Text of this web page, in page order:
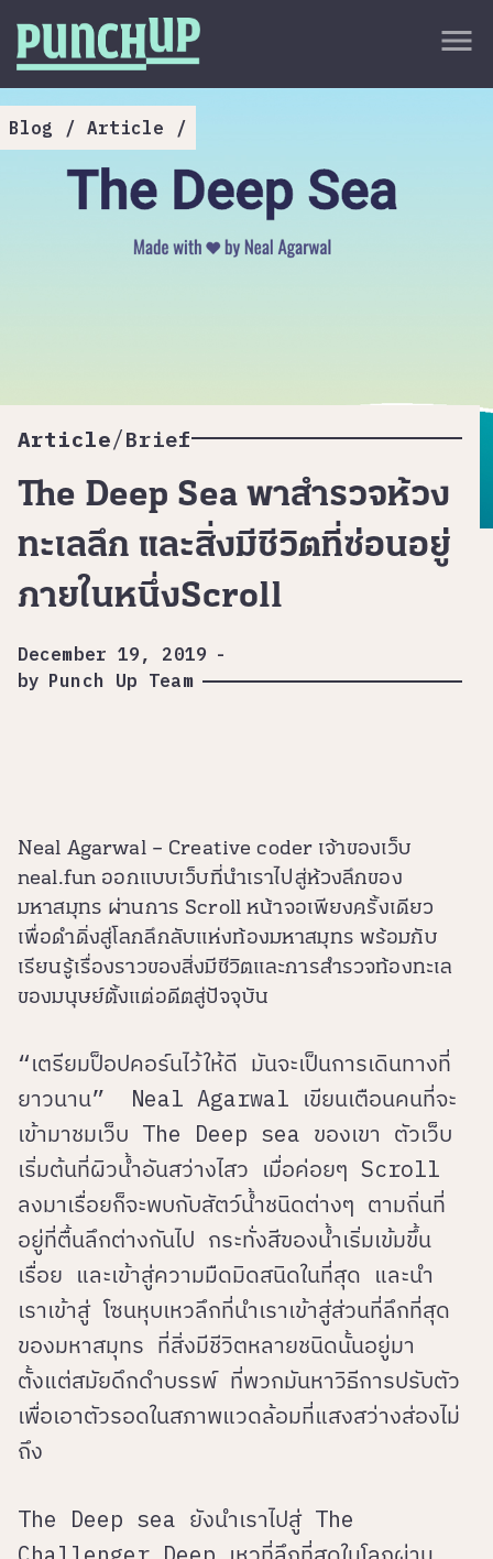
Skip to content
menu
close
About
Service
Project
Article
ลับด้านบน
Blog / Article /
Article/Brief
The Deep Sea พาสำรวจห้วง
ทะเลลึก และสิ่งมีชีวิตที่ซ่อนอยู่
ภายในหนึ่งScroll
December 19, 2019 -
by Punch Up Team
Neal Agarwal – Creative coder เจ้าของเว็บ
neal.fun ออกแบบเว็บที่นำเราไปสู่ห้วงลึกของ
มหาสมุทร ผ่านการ Scroll หน้าจอเพียงครั้งเดียว
เพื่อดำดิ่งสู่โลกลึกลับแห่งท้องมหาสมุทร พร้อมกับ
เรียนรู้เรื่องราวของสิ่งมีชีวิตและการสำรวจท้องทะเล
ของมนุษย์ตั้งแต่อดีตสู่ปัจจุบัน
“เตรียมป็อปคอร์นไว้ให้ดี มันจะเป็นการเดินทางที่
ยาวนาน” Neal Agarwal เขียนเตือนคนที่จะ
เข้ามาชมเว็บ The Deep sea ของเขา ตัวเว็บ
เริ่มต้นที่ผิวน้ำอันสว่างไสว เมื่อค่อยๆ Scroll
ลงมาเรื่อยก็จะพบกับสัตว์น้ำชนิดต่างๆ ตามถิ่นที่
อยู่ที่ตื้นลึกต่างกันไป กระทั่งสีของน้ำเริ่มเข้มขึ้น
เรื่อย และเข้าสู่ความมืดมิดสนิดในที่สุด และนำ
เราเข้าสู่ โซนหุบเหวลึกที่นำเราเข้าสู่ส่วนที่ลึกที่สุด
ของมหาสมุทร ที่สิ่งมีชีวิตหลายชนิดนั้นอยู่มา
ตั้งแต่สมัยดึกดำบรรพ์ ที่พวกมันหาวิธีการปรับตัว
เพื่อเอาตัวรอดในสภาพแวดล้อมที่แสงสว่างส่องไม่
ถึง
The Deep sea ยังนำเราไปสู่ The